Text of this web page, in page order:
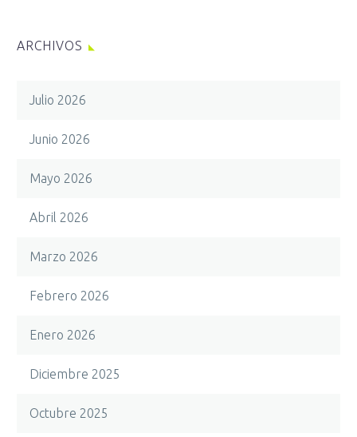
ARCHIVOS
Julio 2026
Junio 2026
Mayo 2026
Abril 2026
Marzo 2026
Febrero 2026
Enero 2026
Diciembre 2025
Octubre 2025